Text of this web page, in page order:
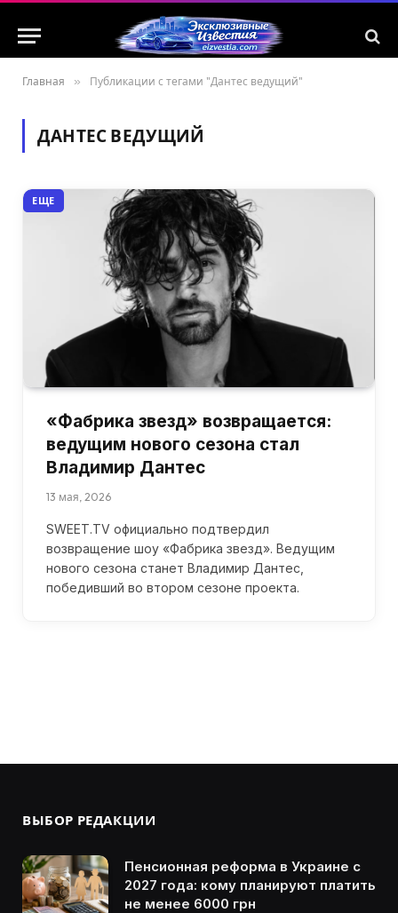
Главная » Публикации с тегами "Дантес ведущий"
ДАНТЕС ВЕДУЩИЙ
ЕЩЕ
«Фабрика звезд» возвращается:
ведущим нового сезона стал
Владимир Дантес
13 мая, 2026
SWEET.TV официально подтвердил
возвращение шоу «Фабрика звезд». Ведущим
нового сезона станет Владимир Дантес,
победивший во втором сезоне проекта.
ВЫБОР РЕДАКЦИИ
Пенсионная реформа в Украине с
2027 года: кому планируют платить
не менее 6000 грн